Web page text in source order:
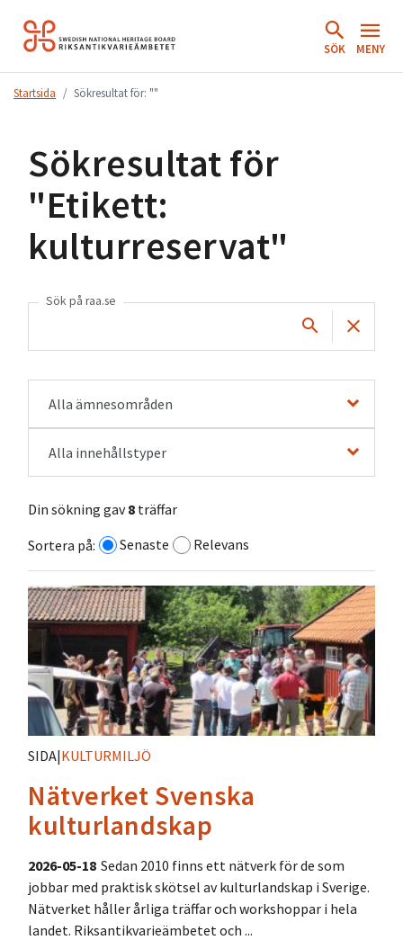
Hoppa
till
SÖK MENY
Startsida Sökresultat för: ""
Sökresultat för
"Etikett:
kulturreservat"
Sök på raa.se
Alla ämnesområden
Alla innehållstyper
Din sökning gav8 träffar
Sortera på:
Senaste Relevans
SIDA|KULTURMILJÖ
Nätverket Svenska
kulturlandskap
2026-05-18 Sedan 2010 finns ett nätverk för de som
jobbar med praktisk skötsel av kulturlandskap i Sverige.
Nätverket håller årliga träffar och workshoppar i hela
landet. Riksantikvarieämbetet och ...